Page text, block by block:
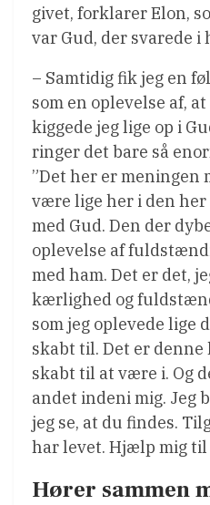
givet, forklarer Elon,
var Gud, der svarede i
– Samtidig fik jeg en
som en oplevelse af,
kiggede jeg lige op i
ringer det bare så
”Det her er meningen
være lige her i den
med Gud. Den der
oplevelse af
med ham. Det er det,
kærlighed og
som jeg oplevede lige
skabt til. Det er
skabt til at være i. Og
andet indeni mig. Jeg
jeg se, at du findes.
har levet. Hjælp mig til
Hører sammen